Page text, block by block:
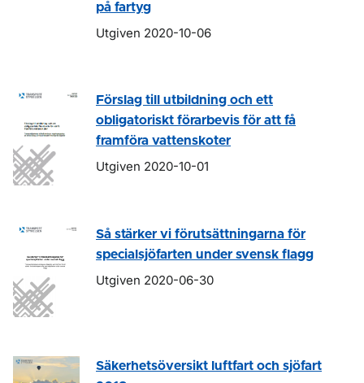
på fartyg
Utgiven 2020-10-06
Förslag till utbildning och ett
obligatoriskt förarbevis för att få
framföra vattenskoter
Utgiven 2020-10-01
Så stärker vi förutsättningarna för
specialsjöfarten under svensk flagg
Utgiven 2020-06-30
Säkerhetsöversikt luftfart och sjöfart